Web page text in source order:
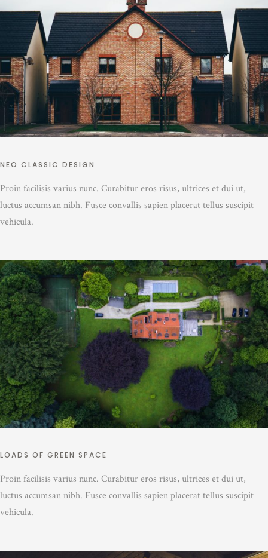
NEO CLASSIC DESIGN
Proin facilisis varius nunc. Curabitur eros risus, ultrices et dui ut,
luctus accumsan nibh. Fusce convallis sapien placerat tellus suscipit
vehicula.
LOADS OF GREEN SPACE
Proin facilisis varius nunc. Curabitur eros risus, ultrices et dui ut,
luctus accumsan nibh. Fusce convallis sapien placerat tellus suscipit
vehicula.